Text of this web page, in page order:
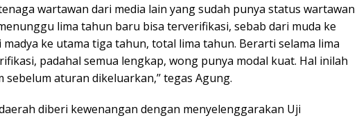
wartawan dari media lain yang sudah punya status wartawan
lima tahun baru bisa terverifikasi, sebab dari muda ke
madya ke utama tiga tahun, total lima tahun. Berarti selama lima
padahal semua lengkap, wong punya modal kuat. Hal inilah
aturan dikeluarkan,’’ tegas Agung.
diberi kewenangan dengan menyelenggarakan Uji